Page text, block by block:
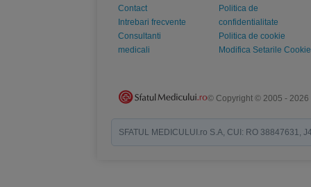
Contact
Intrebari frecvente
Consultanti
medicali
Politica de
confidentialitate
Politica de cookie
Modifica Setarile Cookie
© Copyright © 2005 - 2026
SFATUL MEDICULUI.ro S.A, CUI: RO 38847631,